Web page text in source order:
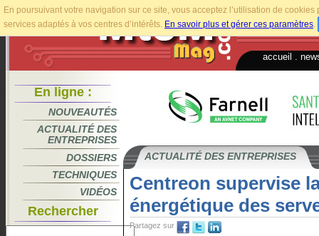
En poursuivant votre navigation sur ce site, vous acceptez l’utilisation de
services adaptés à vos centres d’intérêts. En savoir plus et gérer ces paramètres.
accueil
En ligne :
NOUVEAUTÉS
ACTUALITÉ DES
ENTREPRISES
DOSSIERS
TECHNIQUES
VIDÉOS
Rechercher
ACTUALITÉ DES ENTREPRISES
Centreon supervise
énergétique des
Partagez sur